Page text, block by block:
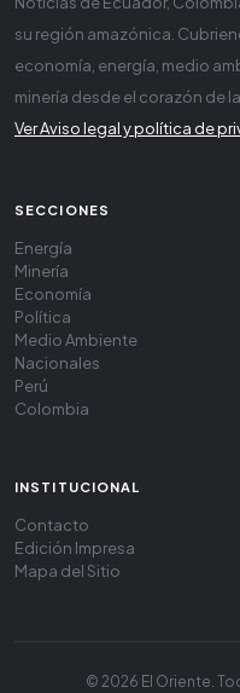
su región amazónica.
economía, energía, medio
minería desde el corazón de
Ver Aviso legal y política de
SECCIONES
Energía
Minería
Economía
Política
Medio Ambiente
Nacionales
Perú
Colombia
INSTITUCIONAL
Contacto
Edición Impresa
Mapa del Sitio
© 2026 El Oriente.